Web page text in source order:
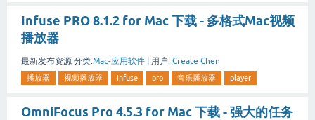
Infuse PRO 8.1.2 for Mac 下载 - 多格式Mac视频
播放器
最新发布资源 分类:Mac-应用软件 用户: Create Chen
播放器 视频播放器 infuse pro 音乐播放器 player
OmniFocus Pro 4.5.3 for Mac 下载 - 强大的任务